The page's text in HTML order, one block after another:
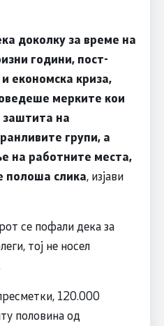
доколку за време на
години, пост-
економска криза,
мерките кои
заштита на
групи, а
на работните места,
полоша слика, изјави
се пофали дека за
тој не носел
120.000
половина од